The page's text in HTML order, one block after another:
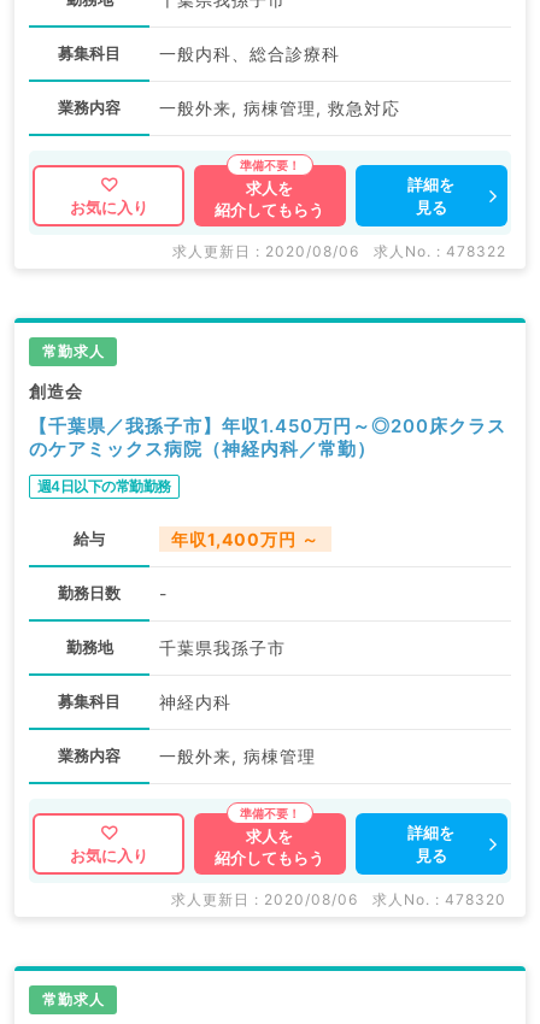
募集科目 一般内科、総合診療科
業務内容 一般外来, 病棟管理, 救急対応
お気に入り
求人を
紹介してもらう
詳細を
見る
求人更新日 : 2020/08/06 求人No. : 478322
常勤求人
創造会
【千葉県／我孫子市】年収1.450万円～◎200床クラス
のケアミックス病院（神経内科／常勤）
週4日以下の常勤勤務
給与 年収1,400万円 ～
勤務日数 -
勤務地 千葉県我孫子市
募集科目 神経内科
業務内容 一般外来, 病棟管理
お気に入り
求人を
紹介してもらう
詳細を
見る
求人更新日 : 2020/08/06 求人No. : 478320
常勤求人